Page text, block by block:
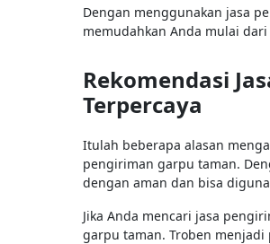
Dengan menggunakan jasa
memudahkan Anda mulai
Rekomendasi
Terpercaya
Itulah beberapa alasan
pengiriman garpu taman.
dengan aman dan bisa
Jika Anda mencari jasa
garpu taman. Troben